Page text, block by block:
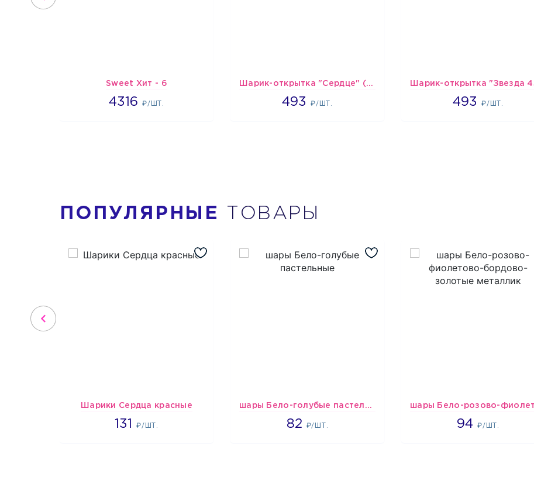
Sweet Хит - 6
4316₽/ШТ.
4316 Шарик-открытка "Сердце" (45 см) - 2
493₽/ШТ.
493
493₽/ШТ.
493
ПОПУЛЯРНЫЕ ТОВАРЫ
Шарики Сердца красные
131₽/ШТ.
2660 шары Бело-голубые пастельные
82 ₽/ШТ.
1637
94₽/ШТ.
1697